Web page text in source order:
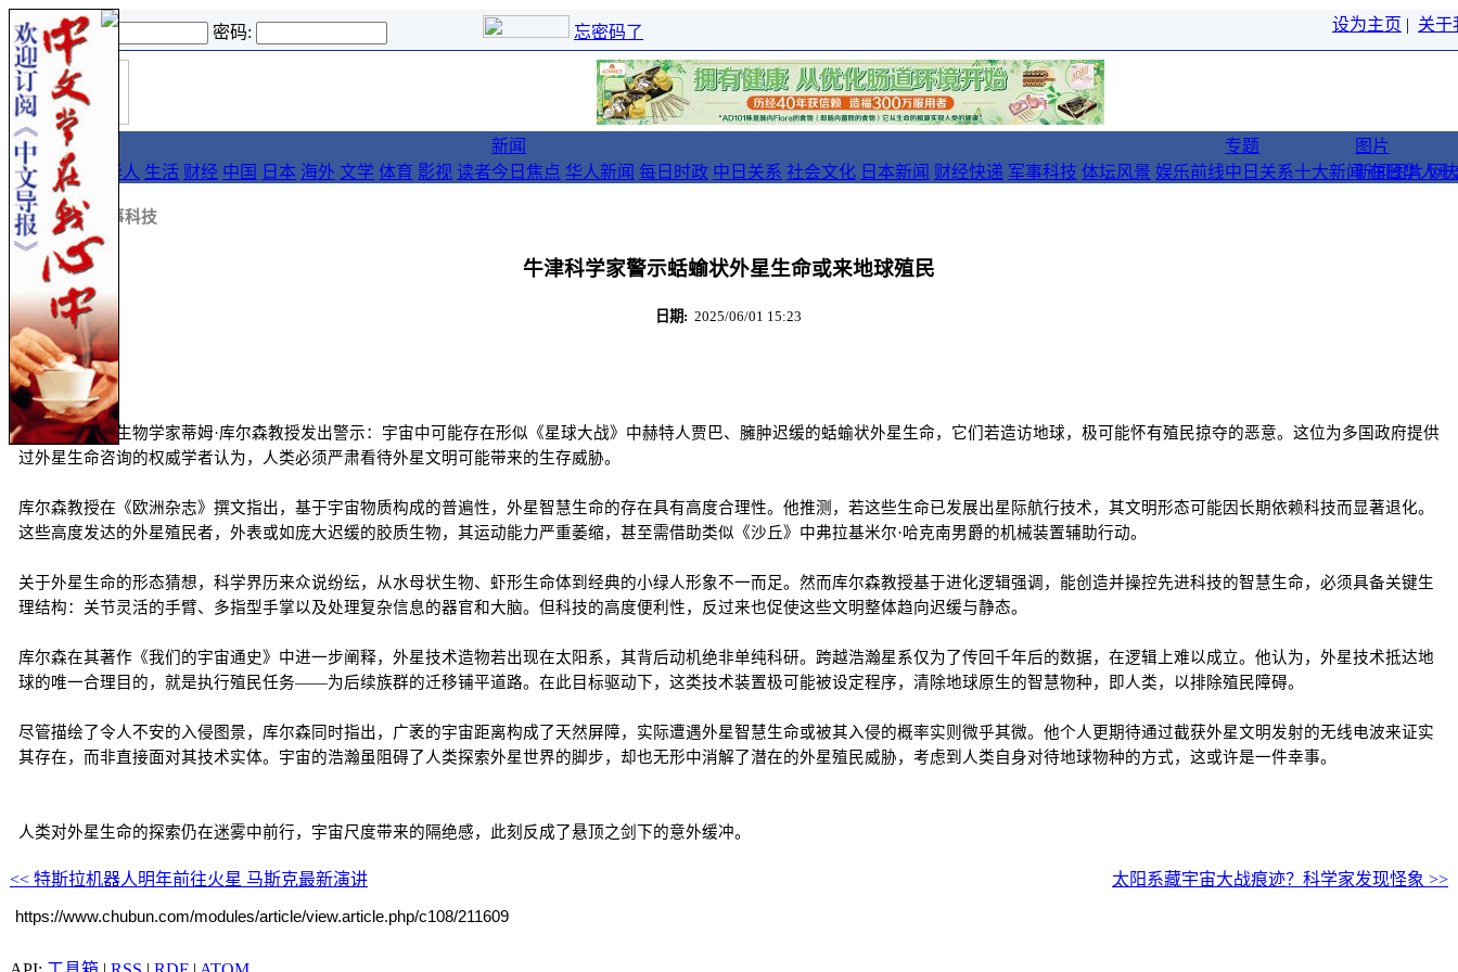
登录名: 密码: 忘密码了 设为主页 | 关于
首
页
导报
要闻 论坛 华人 生活 财经 中国 日本 海外 文学 体育 影视 读者
新闻
今日焦点 华人新闻 每日时政 中日关系 社会文化 日本新闻 财经快递 军事科技 体坛风景 娱乐前线
专题
中日关系十大新闻 在日华人
图片
新闻图片 网
::新闻:: 军事科技
牛津科学家警示蛞蝓状外星生命或来地球殖民
日期: 2025/06/01 15:23
来源: yeeyan
牛津大学著名生物学家蒂姆·库尔森教授发出警示：宇宙中可能存在形似《星球大战》中赫特人贾巴、臃肿迟缓的蛞蝓状外星生命，它们若造访地球，极可能怀有殖民掠夺的恶意。这位为多国政府提供
过外星生命咨询的权威学者认为，人类必须严肃看待外星文明可能带来的生存威胁。
库尔森教授在《欧洲杂志》撰文指出，基于宇宙物质构成的普遍性，外星智慧生命的存在具有高度合理性。他推测，若这些生命已发展出星际航行技术，其文明形态可能因长期依赖科技而显著退化。
这些高度发达的外星殖民者，外表或如庞大迟缓的胶质生物，其运动能力严重萎缩，甚至需借助类似《沙丘》中弗拉基米尔·哈克南男爵的机械装置辅助行动。
关于外星生命的形态猜想，科学界历来众说纷纭，从水母状生物、虾形生命体到经典的小绿人形象不一而足。然而库尔森教授基于进化逻辑强调，能创造并操控先进科技的智慧生命，必须具备关键生
理结构：关节灵活的手臂、多指型手掌以及处理复杂信息的器官和大脑。但科技的高度便利性，反过来也促使这些文明整体趋向迟缓与静态。
库尔森在其著作《我们的宇宙通史》中进一步阐释，外星技术造物若出现在太阳系，其背后动机绝非单纯科研。跨越浩瀚星系仅为了传回千年后的数据，在逻辑上难以成立。他认为，外星技术抵达地
球的唯一合理目的，就是执行殖民任务——为后续族群的迁移铺平道路。在此目标驱动下，这类技术装置极可能被设定程序，清除地球原生的智慧物种，即人类，以排除殖民障碍。
尽管描绘了令人不安的入侵图景，库尔森同时指出，广袤的宇宙距离构成了天然屏障，实际遭遇外星智慧生命或被其入侵的概率实则微乎其微。他个人更期待通过截获外星文明发射的无线电波来证实
其存在，而非直接面对其技术实体。宇宙的浩瀚虽阻碍了人类探索外星世界的脚步，却也无形中消解了潜在的外星殖民威胁，考虑到人类自身对待地球物种的方式，这或许是一件幸事。
人类对外星生命的探索仍在迷雾中前行，宇宙尺度带来的隔绝感，此刻反成了悬顶之剑下的意外缓冲。
<< 特斯拉机器人明年前往火星 马斯克最新演讲 太阳系藏宇宙大战痕迹？科学家发现怪象 >>
https://www.chubun.com/modules/article/view.article.php/c108/211609